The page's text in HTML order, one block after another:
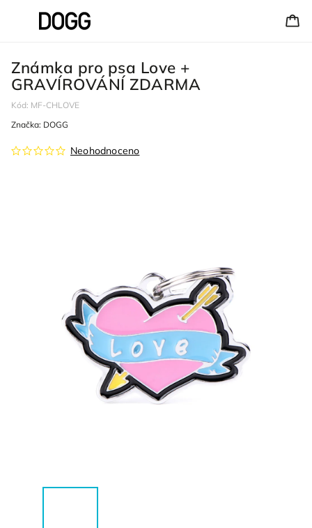
Známka pro psa Love +
GRAVÍROVÁNÍ ZDARMA
Kód: MF-CHLOVE
Neohodnoceno
Značka: DOGG